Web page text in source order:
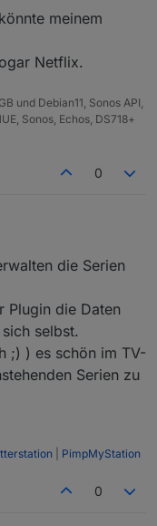
auf meiner Startview
meinem
Netflix.
und Debian11, Sonos API,
Sonos, Echos, DS718+
0
die Serien
Plugin die Daten
selbst.
;) ) es schön im TV-
Serien zu
PimpMyStation
0